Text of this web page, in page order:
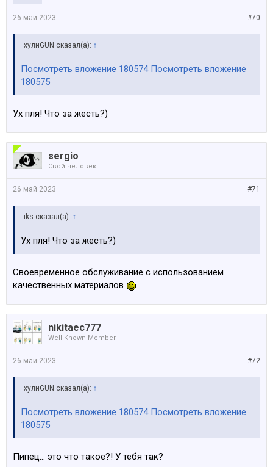
#70
26 май 2023
хулиGUN сказал(а): ↑
Посмотреть вложение 180574 Посмотреть вложение
180575
Ух пля! Что за жесть?)
sergio
Свой человек
#71
26 май 2023
iks сказал(а): ↑
Ух пля! Что за жесть?)
Своевременное обслуживание с использованием
качественных материалов
nikitaec777
Well-Known Member
#72
26 май 2023
хулиGUN сказал(а): ↑
Посмотреть вложение 180574 Посмотреть вложение
180575
Пипец… это что такое?! У тебя так?